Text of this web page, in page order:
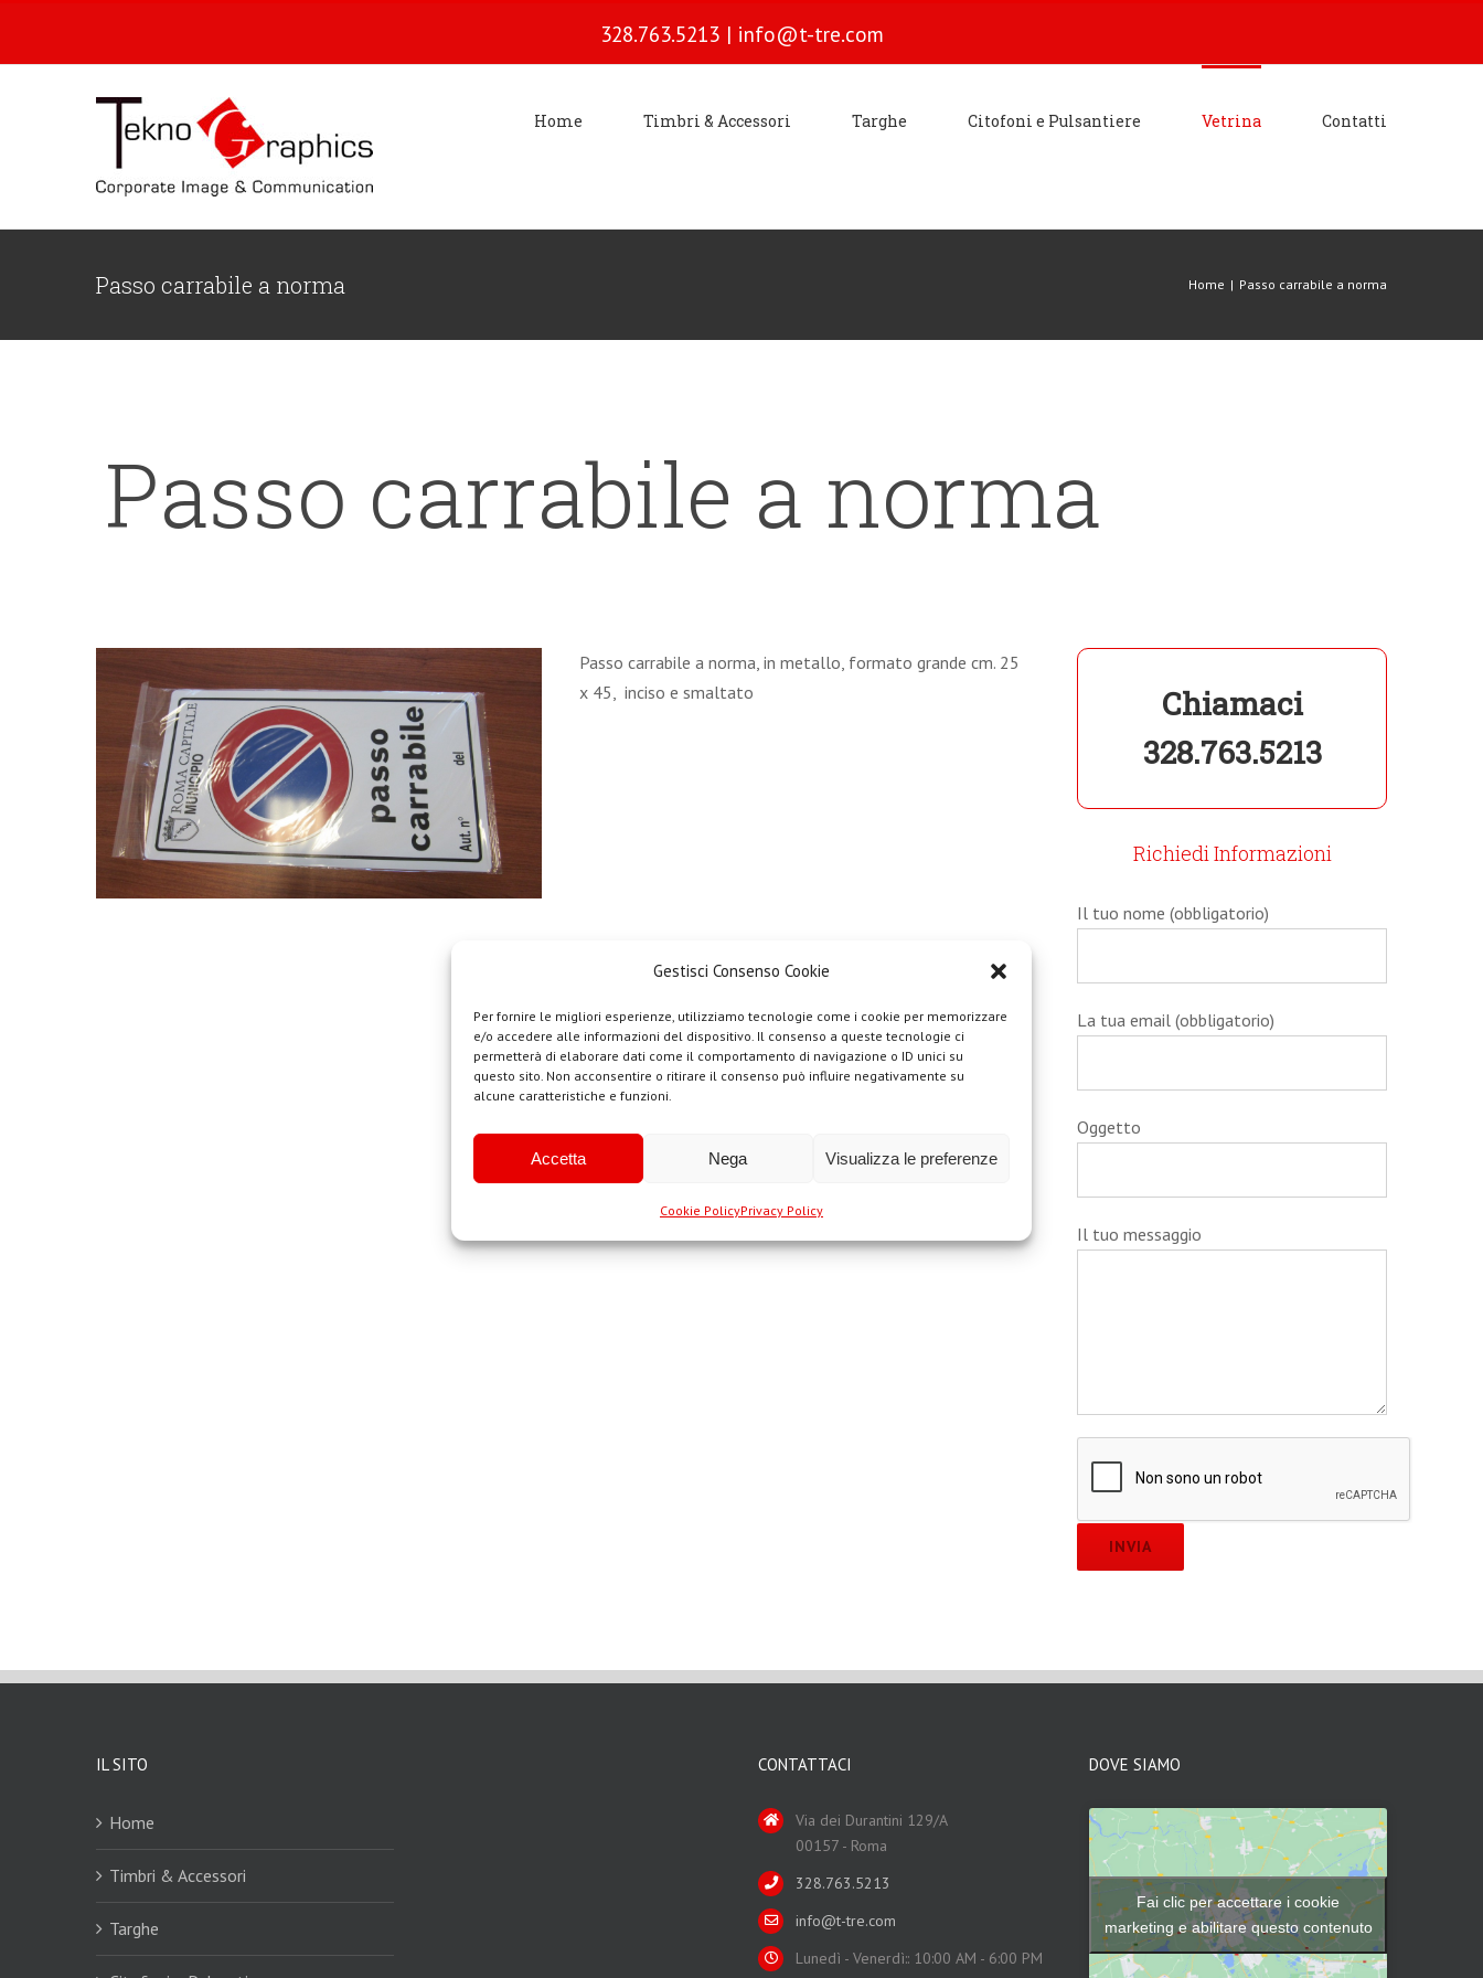
Gestisci Consenso Cookie
Per fornire le migliori esperienze, utilizziamo tecnologie come i cookie per memorizzare
e/o accedere alle informazioni del dispositivo. Il consenso a queste tecnologie ci
permetterà di elaborare dati come il comportamento di navigazione o ID unici su
questo sito. Non acconsentire o ritirare il consenso può influire negativamente su
alcune caratteristiche e funzioni.
Accetta Nega Visualizza le preferenze
Cookie PolicyPrivacy Policy
328.763.5213 | info@t-tre.com
Home Timbri & Accessori Targhe Citofoni e Pulsantiere Vetrina Contatti
Passo carrabile a norma Home | Passo carrabile a norma
Passo carrabile a norma
Passo carrabile a norma, in metallo, formato grande cm. 25
x 45, inciso e smaltato
Chiamaci
328.763.5213
Richiedi Informazioni
Il tuo nome (obbligatorio)
La tua email (obbligatorio)
Oggetto
Il tuo messaggio
IL SITO
Home
Timbri & Accessori
Targhe
CONTATTACI
Via dei Durantini 129/A
00157 - Roma
328.763.5213
info@t-tre.com
Lunedì - Venerdì:: 10:00 AM - 6:00 PM
DOVE SIAMO
Fai clic per accettare i cookie
marketing e abilitare questo contenuto